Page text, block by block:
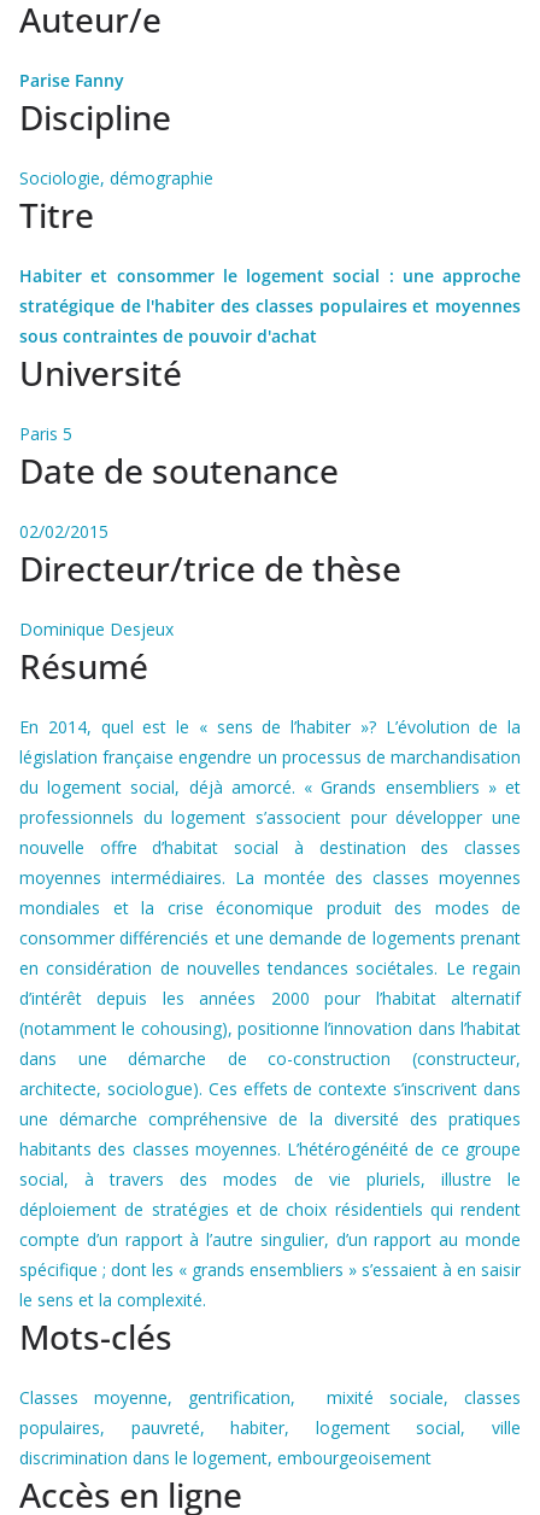
Auteur/e
Parise Fanny
Discipline
Sociologie, démographie
Titre
Habiter et consommer le logement social : une approche
stratégique de l'habiter des classes populaires et moyennes
sous contraintes de pouvoir d'achat
Université
Paris 5
Date de soutenance
02/02/2015
Directeur/trice de thèse
Dominique Desjeux
Résumé
En 2014, quel est le « sens de l’habiter »? L’évolution de la
législation française engendre un processus de marchandisation
du logement social, déjà amorcé. « Grands ensembliers » et
professionnels du logement s’associent pour développer une
nouvelle offre d’habitat social à destination des classes
moyennes intermédiaires. La montée des classes moyennes
mondiales et la crise économique produit des modes de
consommer différenciés et une demande de logements prenant
en considération de nouvelles tendances sociétales. Le regain
d’intérêt depuis les années 2000 pour l’habitat alternatif
(notamment le cohousing), positionne l’innovation dans l’habitat
dans une démarche de co-construction (constructeur,
architecte, sociologue). Ces effets de contexte s’inscrivent dans
une démarche compréhensive de la diversité des pratiques
habitants des classes moyennes. L’hétérogénéité de ce groupe
social, à travers des modes de vie pluriels, illustre le
déploiement de stratégies et de choix résidentiels qui rendent
compte d’un rapport à l’autre singulier, d’un rapport au monde
spécifique ; dont les « grands ensembliers » s’essaient à en saisir
le sens et la complexité.
Mots-clés
Classes moyenne, gentrification, mixité sociale, classes
populaires, pauvreté, habiter, logement social, ville
discrimination dans le logement, embourgeoisement
Accès en ligne